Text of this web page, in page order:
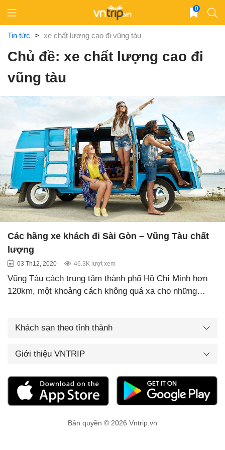
content
0
Tin tức > xe chất lượng cao đi vũng tàu
Chủ đề: xe chất lượng cao đi
vũng tàu
Các hãng xe khách đi Sài Gòn – Vũng Tàu chất
lượng
03 Th12, 2020 46.3K lượt xem
Vũng Tàu cách trung tâm thành phố Hồ Chí Minh hơn
120km, một khoảng cách không quá xa cho những…
Khách sạn theo tỉnh thành
Giới thiệu VNTRIP
Bản quyền © 2026 Vntrip.vn